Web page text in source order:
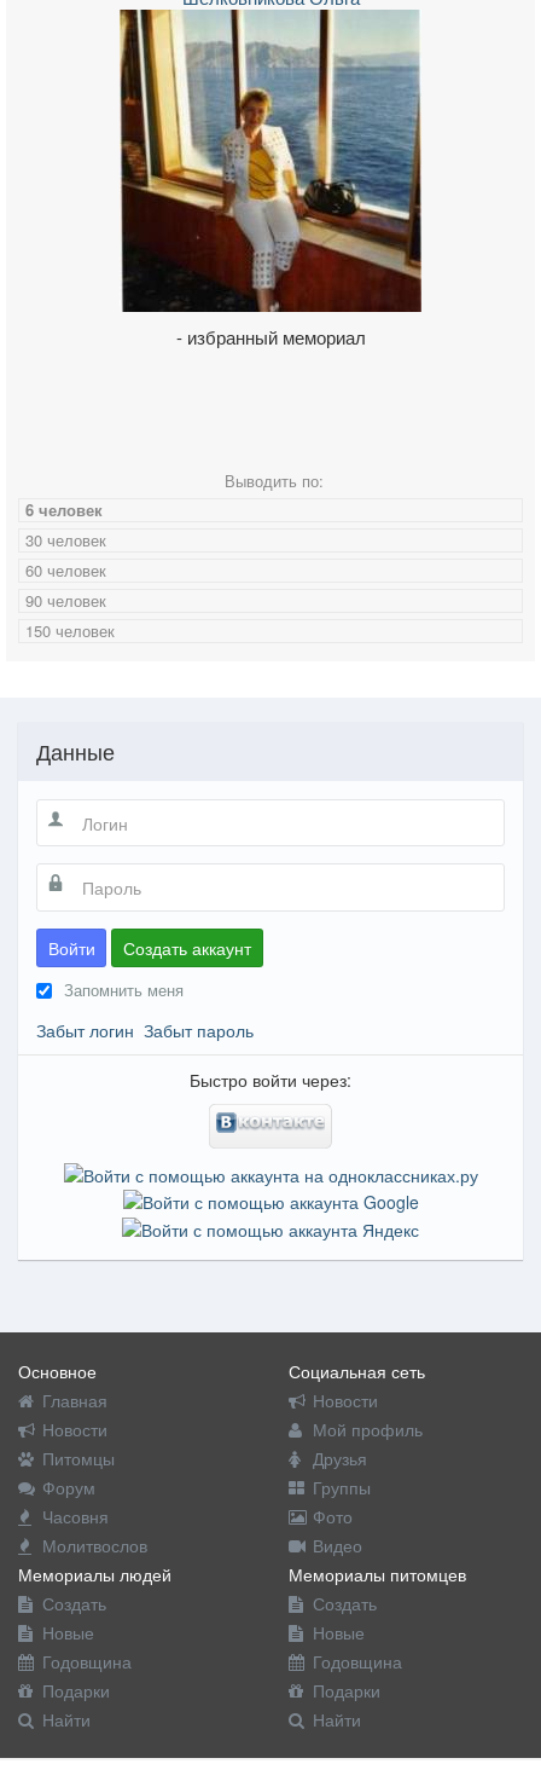
- избранный мемориал
Выводить по:
6 человек
30 человек
60 человек
90 человек
150 человек
Данные
Войти Создать аккаунт
Запомнить меня
Забыт логин Забыт пароль
Быстро войти через:
Основное
Главная
Новости
Питомцы
Форум
Часовня
Молитвослов
Социальная сеть
Новости
Мой профиль
Друзья
Группы
Фото
Видео
Мемориалы людей
Создать
Новые
Годовщина
Подарки
Найти
Мемориалы питомцев
Создать
Новые
Годовщина
Подарки
Найти